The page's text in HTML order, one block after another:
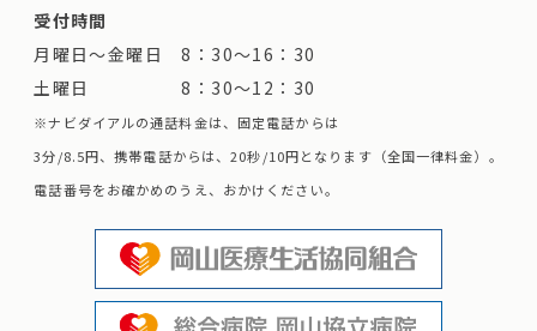
受付時間
月曜日～金曜日 8：30～16：30
土曜日 8：30～12：30
※ナビダイアルの通話料金は、固定電話からは
3分/8.5円、携帯電話からは、20秒/10円となります（全国一律料金）。
電話番号をお確かめのうえ、おかけください。